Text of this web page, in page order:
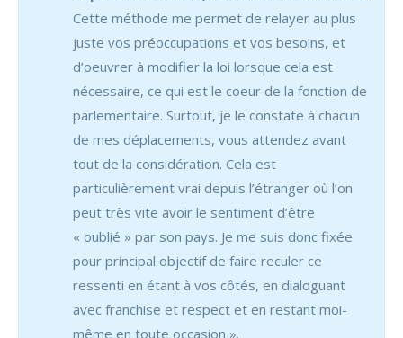
Cette méthode me permet de relayer au plus
juste vos préoccupations et vos besoins, et
d’oeuvrer à modifier la loi lorsque cela est
nécessaire, ce qui est le coeur de la fonction de
parlementaire. Surtout, je le constate à chacun
de mes déplacements, vous attendez avant
tout de la considération. Cela est
particulièrement vrai depuis l’étranger où l’on
peut très vite avoir le sentiment d’être
« oublié » par son pays. Je me suis donc fixée
pour principal objectif de faire reculer ce
ressenti en étant à vos côtés, en dialoguant
avec franchise et respect et en restant moi-
même en toute occasion ».